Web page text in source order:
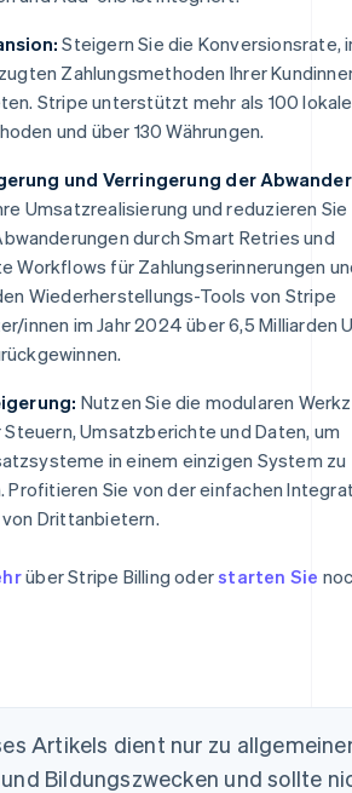
Steigern Sie die Konversionsrate,
Zahlungsmethoden Ihrer
Stripe unterstützt mehr als 100 lokale
und über 130 Währungen.
und Verringerung der
Umsatzrealisierung und reduzieren Sie
durch Smart Retries und
Workflows für Zahlungserinnerungen
Wiederherstellungs-Tools von Stripe
innen im Jahr 2024 über 6,5 Milliarden
Nutzen Sie die modularen
Umsatzberichte und Daten, um
in einem einzigen System zu
Profitieren Sie von der einfachen
Drittanbietern.
über Stripe Billing oderstarten Sie
Artikels dient nur zu
Bildungszwecken und sollte